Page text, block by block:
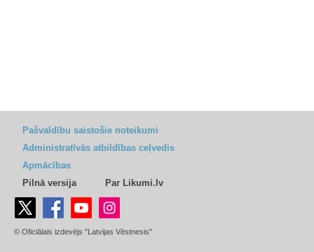
Pašvaldību saistošie noteikumi
Administratīvās atbildības ceļvedis
Apmācības
Pilnā versija
Par Likumi.lv
© Oficiālais izdevējs "Latvijas Vēstnesis"